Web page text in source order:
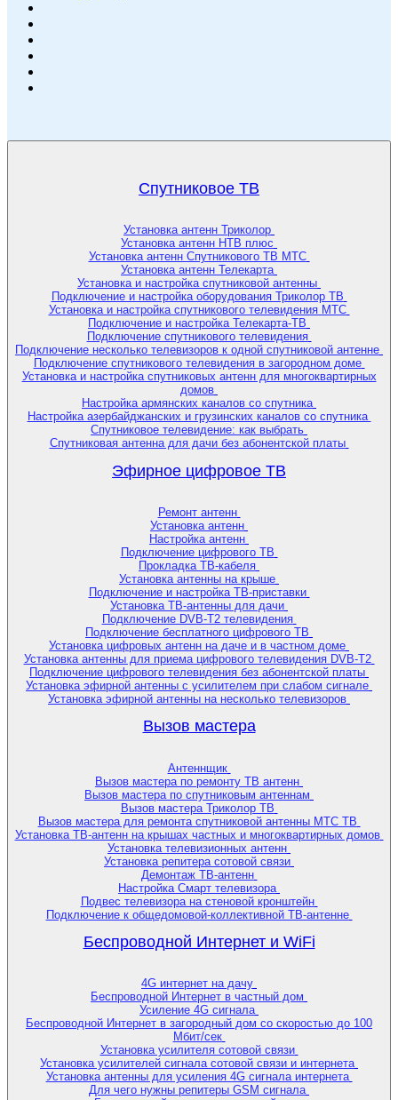
Спутниковое ТВ
Установка антенн Триколор
Установка антенн НТВ плюс
Установка антенн Спутникового ТВ МТС
Установка антенн Телекарта
Установка и настройка спутниковой антенны
Подключение и настройка оборудования Триколор ТВ
Установка и настройка спутникового телевидения МТС
Подключение и настройка Телекарта-ТВ
Подключение спутникового телевидения
Подключение несколько телевизоров к одной спутниковой антенне
Подключение спутникового телевидения в загородном доме
Установка и настройка спутниковых антенн для многоквартирных
домов
Настройка армянских каналов со спутника
Настройка азербайджанских и грузинских каналов со спутника
Спутниковое телевидение: как выбрать
Спутниковая антенна для дачи без абонентской платы
Эфирное цифровое ТВ
Ремонт антенн
Установка антенн
Настройка антенн
Подключение цифрового ТВ
Прокладка ТВ-кабеля
Установка антенны на крыше
Подключение и настройка ТВ-приставки
Установка ТВ-антенны для дачи
Подключение DVB-T2 телевидения
Подключение бесплатного цифрового ТВ
Установка цифровых антенн на даче и в частном доме
Установка антенны для приема цифрового телевидения DVB-T2
Подключение цифрового телевидения без абонентской платы
Установка эфирной антенны с усилителем при слабом сигнале
Установка эфирной антенны на несколько телевизоров
Вызов мастера
Антеннщик
Вызов мастера по ремонту ТВ антенн
Вызов мастера по спутниковым антеннам
Вызов мастера Триколор ТВ
Вызов мастера для ремонта спутниковой антенны МТС ТВ
Установка ТВ-антенн на крышах частных и многоквартирных домов
Установка телевизионных антенн
Установка репитера сотовой связи
Демонтаж ТВ-антенн
Настройка Смарт телевизора
Подвес телевизора на стеновой кронштейн
Подключение к общедомовой-коллективной ТВ-антенне
Беспроводной Интернет и WiFi
4G интернет на дачу
Беспроводной Интернет в частный дом
Усиление 4G сигнала
Беспроводной Интернет в загородный дом со скоростью до 100
Мбит/сек
Установка усилителя сотовой связи
Установка усилителей сигнала сотовой связи и интернета
Установка антенны для усиления 4G сигнала интернета
Для чего нужны репитеры GSM сигнала